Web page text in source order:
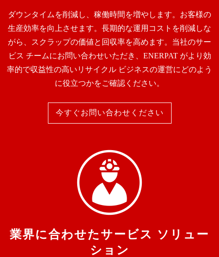
ダウンタイムを削減し、稼働時間を増やします。お客様の
生産効率を向上させます。長期的な運用コストを削減しな
がら、スクラップの価値と回収率を高めます。当社のサー
ビス チームにお問い合わせいただき、ENERPAT がより効
率的で収益性の高いリサイクル ビジネスの運営にどのよう
に役立つかをご確認ください。
今すぐお問い合わせください
業界に合わせたサービス ソリュー
ション